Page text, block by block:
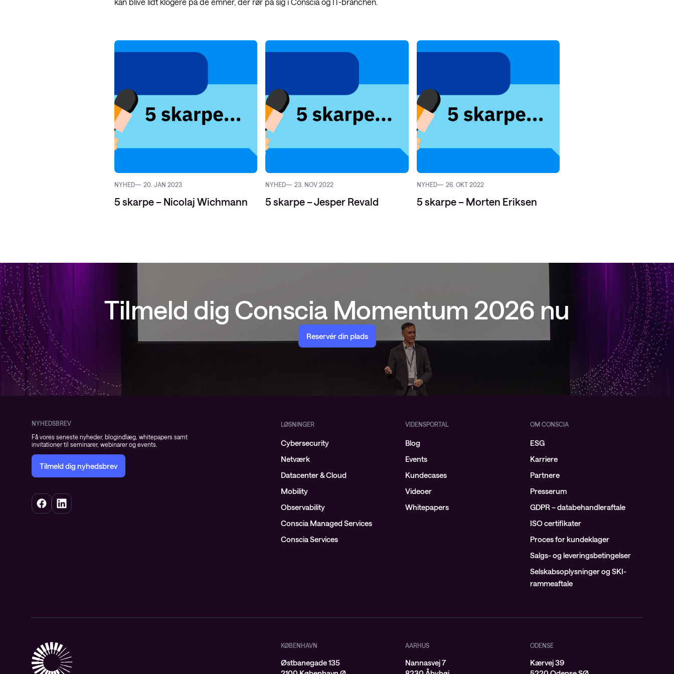
NYHED 20. JAN 2023
5 skarpe – Nicolaj Wichmann
NYHED 23. NOV 2022
5 skarpe – Jesper Revald
NYHED 26. OKT 2022
5 skarpe – Morten Eriksen
Tilmeld dig Conscia Momentum 2026 nu
Reservér din plads
NYHEDSBREV
Få vores seneste nyheder, blogindlæg, whitepapers samt
invitationer til seminarer, webinarer og events.
Tilmeld dig nyhedsbrev
LØSNINGER
Cybersecurity
Netværk
Datacenter & Cloud
Mobility
Observability
Conscia Managed Services
Conscia Services
VIDENSPORTAL
Blog
Events
Kundecases
Videoer
Whitepapers
OM CONSCIA
ESG
Karriere
Partnere
Presserum
GDPR – databehandleraftale
ISO certifikater
Proces for kundeklager
Salgs- og leveringsbetingelser
Selskabsoplysninger og SKI-
rammeaftale
KØBENHAVN
Østbanegade 135
AARHUS
Nannasvej 7
ODENSE
Kærvej 39